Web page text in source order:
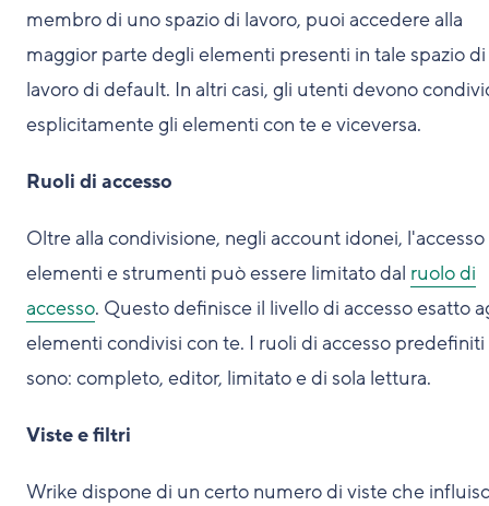
membro di uno spazio di lavoro, puoi accedere alla
maggior parte degli elementi presenti in tale spazio di
lavoro di default. In altri casi, gli utenti devono
esplicitamente gli elementi con te e viceversa.
Ruoli di accesso
Oltre alla condivisione, negli account idonei, l'accesso
elementi e strumenti può essere limitato dal ruolo di
accesso. Questo definisce il livello di accesso esatto
elementi condivisi con te. I ruoli di accesso predefiniti
sono: completo, editor, limitato e di sola lettura.
Viste e filtri
Wrike dispone di un certo numero di viste che